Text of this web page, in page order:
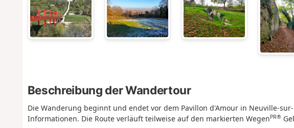
Beschreibung der Wandertour
Die Wanderung beginnt und endet vor dem Pavillon d'Amour in Neuville-
Informationen. Die Route verläuft teilweise auf den markierten WegenPR®